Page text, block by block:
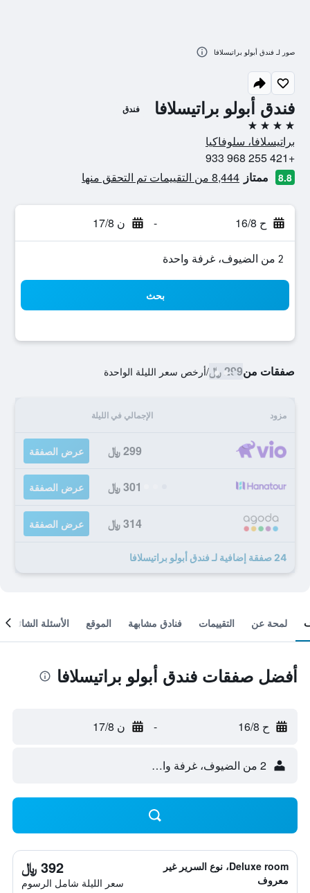
فندق أبولو براتيسلافا فندق
4 نجوم
براتيسلافا، سلوفاكيا
+421 255 968 933
8.8 ممتاز 8,444 من التقييمات تم التحقق منها
ح 16/8 - ن 17/8
2 من الضيوف، غرفة واحدة
بحث
صفقات من299 ﷼ /أرخص سعر الليلة الواحدة
مزود الإجمالي في الليلة
299 ﷼ عرض الصفقة
301 ﷼ عرض الصفقة
314 ﷼ عرض الصفقة
24 صفقة إضافية لـ فندق أبولو براتيسلافا
صور لـ فندق أبولو براتيسلافا
لمحة عن التقييمات فنادق مشابهة الموقع الأسئلة الشائعة
أفضل صفقات فندق أبولو براتيسلافا
ح 16/8 - ن 17/8
2 من الضيوف، غرفة واحدة
Deluxe room، نوع السرير غير
معروف
392 ﷼
سعر الليلة شامل الرسوم